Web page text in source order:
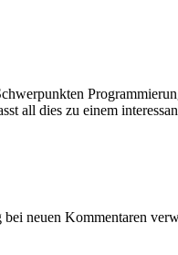
all dies zu einem
neuen Kommentaren